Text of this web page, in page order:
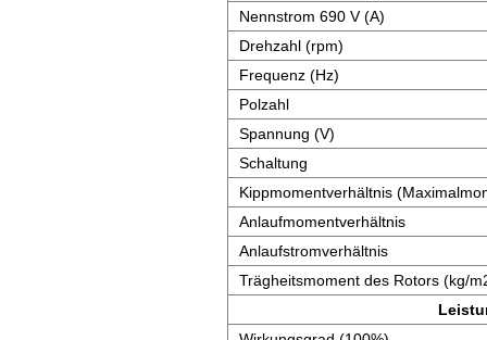
Nennstrom 690 V (A)
Drehzahl (rpm)
Frequenz (Hz)
Polzahl
Spannung (V)
Schaltung
Kippmomentverhältnis
Anlaufmomentverhältnis
Anlaufstromverhältnis
Trägheitsmoment des Rotors (kg/